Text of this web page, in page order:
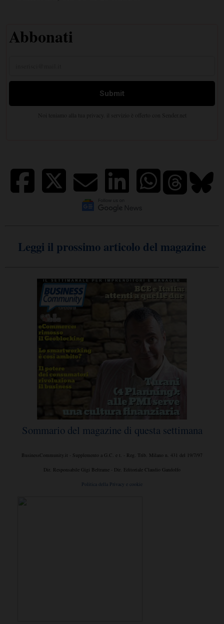
Leggi il prossimo articolo del magazine
Sommario del magazine di questa settimana
BusinessCommunity.it - Supplemento a G.C. e t. - Reg. Trib. Milano n. 431 del 19/7/97
Dir. Responsabile Gigi Beltrame - Dir. Editoriale Claudio Gandolfo
Politica della Privacy e cookie